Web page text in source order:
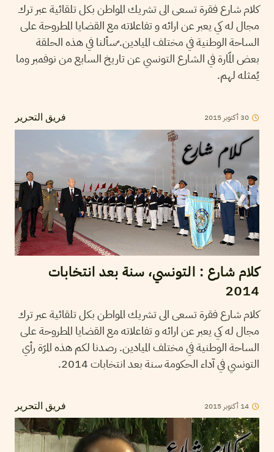
كلام شارع فقرة تسعى الى تشريك المواطن بكل تلقائية عبر ترك
مجال له كي يعبر عن ارائه و تفاعلاته مع القضايا المطروحة على
الساحة الوطنية في مختلف الميادين. ٍسألنا في هذه الحلقة
بعض المّارة في الشارع التونسي عن تاريخ السابع من نوفمبر وما
يُمثله لهم.
فريق التحرير 30 أكتوبر 2015
كلام شارع : التونسي، سنة بعد انتخابات
2014
كلام شارع فقرة تسعى الى تشريك المواطن بكل تلقائية عبر ترك
مجال له كي يعبر عن ارائه و تفاعلاته مع القضايا المطروحة على
الساحة الوطنية في مختلف الميادين. رصدنا لكم هذه المرّة رأي
التونسي في آداء الحكومة سنة بعد انتخابات 2014.
فريق التحرير 14 أكتوبر 2015